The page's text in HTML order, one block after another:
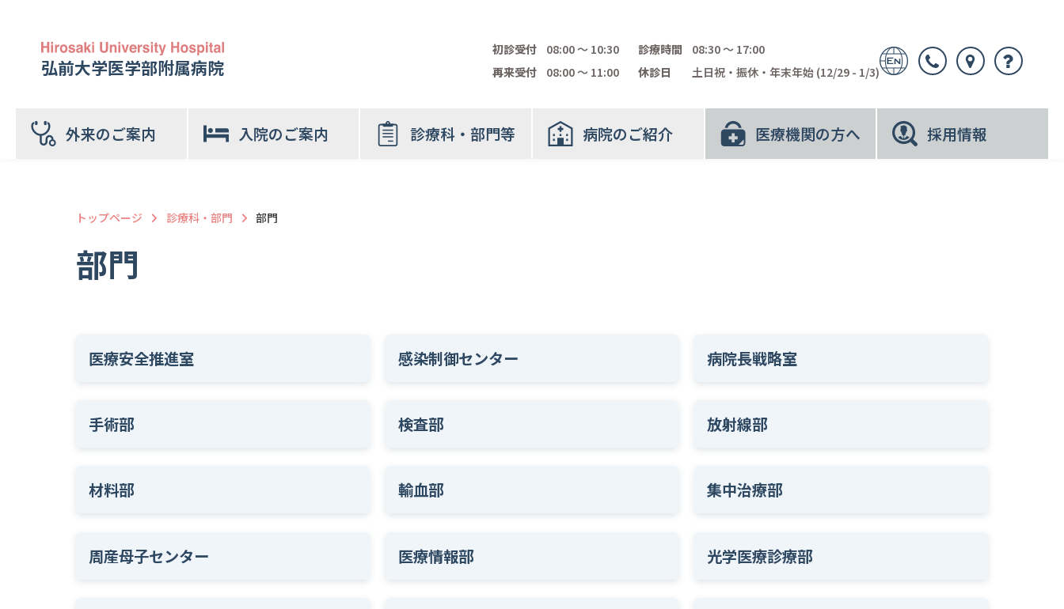
弘前大学医学部附属病院
初診受付 08:00 〜 10:30 診療時間
08:30 〜 17:00
再来受付
08:00 〜 11:00 休診日 土日祝・振休・年末年始 (12/29 - 1/3)
外来のご案内 入院のご案内 診療科・部門等 病院のご紹介 医療機関の方へ 採用情報
トップページ 診療科・部門 部門
部門
医療安全推進室 感染制御センター 病院長戦略室
手術部 検査部 放射線部
材料部 輸血部 集中治療部
周産母子センター 医療情報部 光学医療診療部